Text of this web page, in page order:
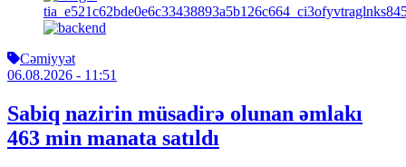
Cəmiyyət
06.08.2026 - 11:51
Sabiq nazirin müsadirə olunan əmlakı
463 min manata satıldı